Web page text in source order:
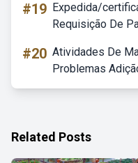
#19 Expedida/
Requisição De
#20 Atividades De
Problemas
Related Posts